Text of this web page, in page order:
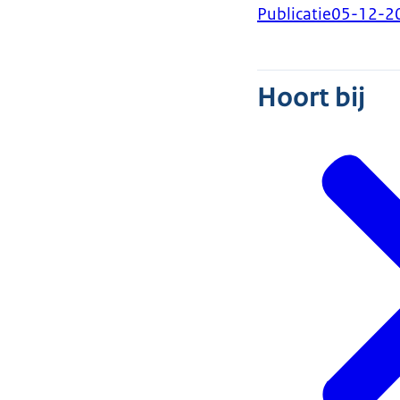
Publicatie05-12-
Hoort bij